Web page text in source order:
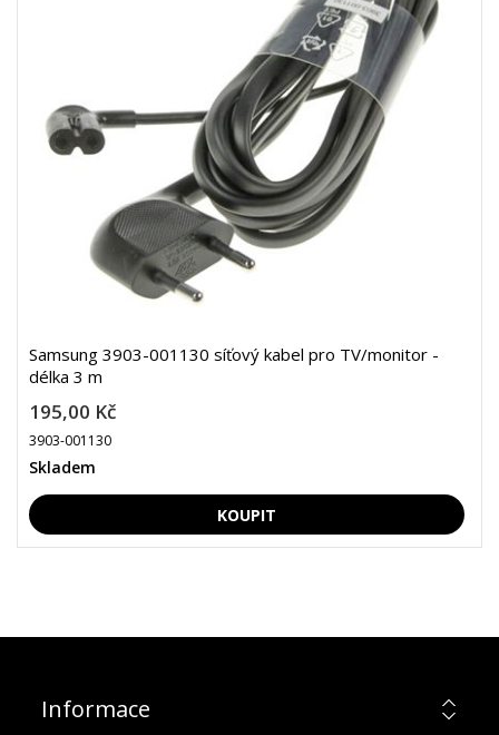
Samsung 3903-001130 síťový kabel pro TV/monitor -
délka 3 m
195,00 Kč
3903-001130
Skladem
Informace